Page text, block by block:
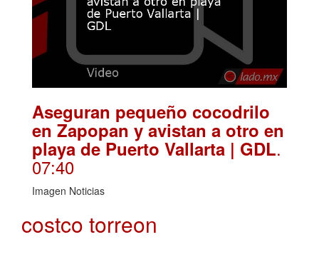
Aseguran pequeño cocodrilo
en Zapopan y avistan a otro en
playa de Puerto Vallarta | GDL.
07:40
Imagen Noticias
costco torreon